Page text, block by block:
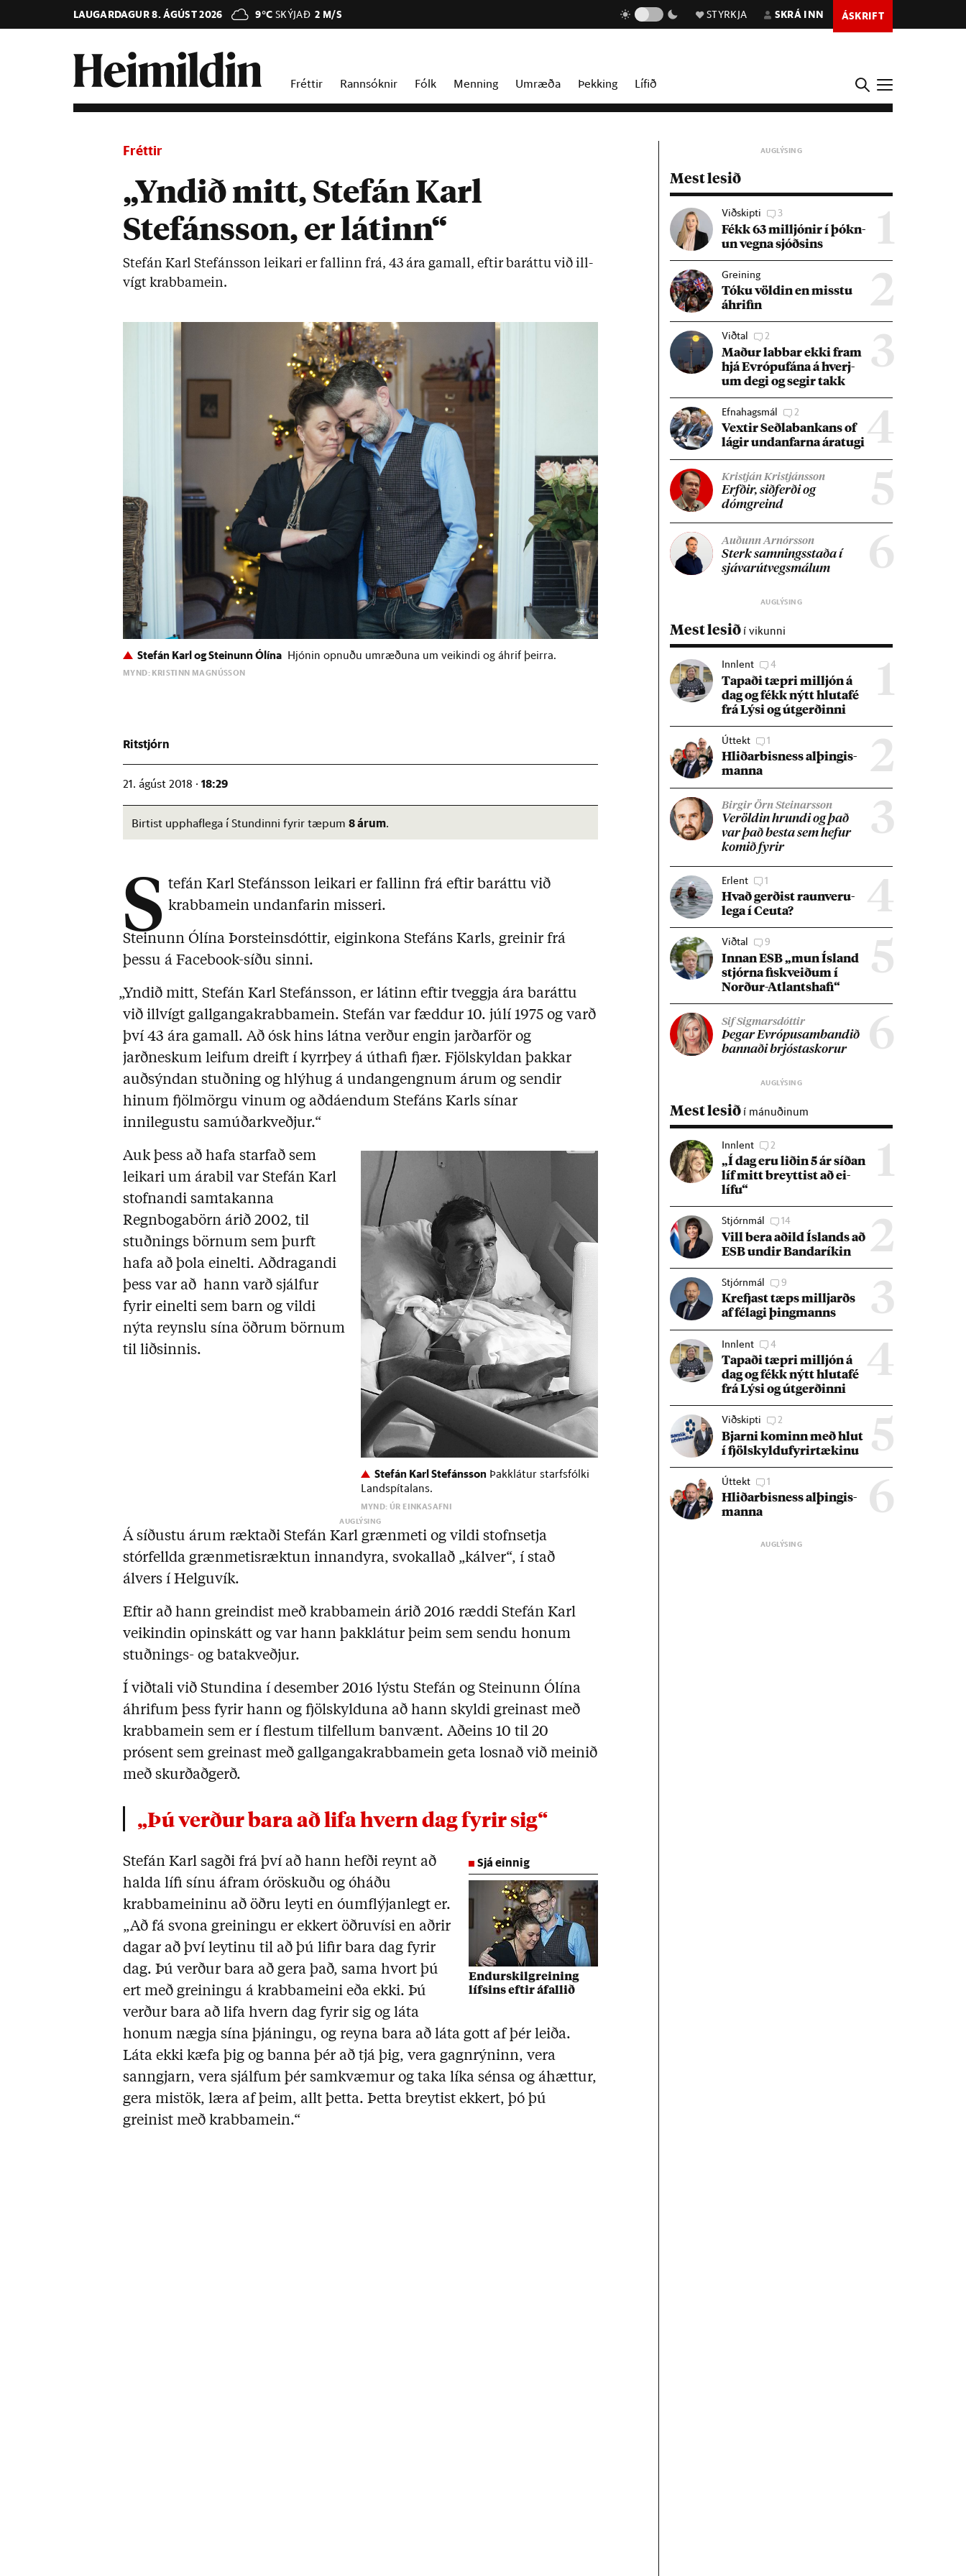
LAUGARDAGUR 8. ÁGÚST 2026 9°C SKÝJAÐ 2 M/S STYRKJA SKRÁ INN ÁSKRIFT
Fréttir Rannsóknir Fólk Menning Umræða Þekking Lífið
Fréttir
„Yndið mitt, Stefán Karl
Stefánsson, er látinn“
Stefán Karl Stef­áns­son leik­ari er fall­inn frá, 43 ára gam­all, eft­ir bar­áttu við ill­
vígt krabba­mein.
Stefán Karl og Steinunn Ólína Hjónin opnuðu umræðuna um veikindi og áhrif þeirra.
MYND: KRISTINN MAGNÚSSON
Ritstjórn
21. ágúst 2018 ·18:29
Birtist upphaflega í Stundinni fyrir tæpum8 árum.
S tefán Karl Stefánsson leikari er fallinn frá eftir baráttu við
krabbamein undanfarin misseri.
Steinunn Ólína Þorsteinsdóttir, eiginkona Stefáns Karls, greinir frá
þessu á Facebook-síðu sinni.
„Yndið mitt, Stefán Karl Stefánsson, er látinn eftir tveggja ára baráttu
við illvígt gallgangakrabbamein. Stefán var fæddur 10. júlí 1975 og varð
því 43 ára gamall. Að ósk hins látna verður engin jarðarför og
jarðneskum leifum dreift í kyrrþey á úthafi fjær. Fjölskyldan þakkar
auðsýndan stuðning og hlýhug á undangengnum árum og sendir
hinum fjölmörgu vinum og aðdáendum Stefáns Karls sínar
innilegustu samúðarkveðjur.“
Stefán Karl Stefánsson Þakklátur starfsfólki
Landspítalans.
MYND: ÚR EINKASAFNI
Auk þess að hafa starfað sem
leikari um árabil var Stefán Karl
stofnandi samtakanna
Regnbogabörn árið 2002, til
stuðnings börnum sem þurft
hafa að þola einelti. Aðdragandi
þess var að hann varð sjálfur
fyrir einelti sem barn og vildi
nýta reynslu sína öðrum börnum
til liðsinnis.
Á síðustu árum ræktaði Stefán Karl grænmeti og vildi stofnsetja
stórfellda grænmetisræktun innandyra, svokallað „kálver“, í stað
álvers í Helguvík.
Eftir að hann greindist með krabbamein árið 2016 ræddi Stefán Karl
veikindin opinskátt og var hann þakklátur þeim sem sendu honum
stuðnings- og batakveðjur.
Í viðtali við Stundina í desember 2016 lýstu Stefán og Steinunn Ólína
áhrifum þess fyrir hann og fjölskylduna að hann skyldi greinast með
krabbamein sem er í flestum tilfellum banvænt. Aðeins 10 til 20
prósent sem greinast með gallgangakrabbamein geta losnað við meinið
með skurðaðgerð.
„Þú verður bara að lifa hvern dag fyrir sig“
Sjá einnig
Endurskilgreining
lífsins eftir áfallið
Stefán Karl sagði frá því að hann hefði reynt að
halda lífi sínu áfram óröskuðu og óháðu
krabbameininu að öðru leyti en óumflýjanlegt er.
„Að fá svona greiningu er ekkert öðruvísi en aðrir
dagar að því leytinu til að þú lifir bara dag fyrir
dag. Þú verður bara að gera það, sama hvort þú
ert með greiningu á krabbameini eða ekki. Þú
verður bara að lifa hvern dag fyrir sig og láta
honum nægja sína þjáningu, og reyna bara að láta gott af þér leiða.
Láta ekki kæfa þig og banna þér að tjá þig, vera gagnrýninn, vera
sanngjarn, vera sjálfum þér samkvæmur og taka líka sénsa og áhættur,
gera mistök, læra af þeim, allt þetta. Þetta breytist ekkert, þó þú
greinist með krabbamein.“
Mest lesið
1
Viðskipti 3
Fékk 63 millj­ón­ir í þókn­
un vegna sjóðs­ins
2
Greining
Tóku völd­in en misstu
áhrif­in
3
Viðtal 2
Mað­ur labb­ar ekki fram
hjá Evr­ópuf­ána á hverj­
um degi og seg­ir takk
4
Efnahagsmál 2
Vext­ir Seðla­bank­ans of
lág­ir und­an­farna ára­tugi
5
Kristján Kristjánsson
Erfð­ir, sið­ferði og
dómgreind
6
Auðunn Arnórsson
Sterk samn­ings­staða í
sjáv­ar­út­vegs­mál­um
Mest lesið í vikunni
1
Innlent 4
Tap­aði tæpri millj­ón á
dag og fékk nýtt hluta­fé
frá Lýsi og út­gerð­inni
2
Úttekt 1
Hlið­ar­bis­ness al­þing­is­
manna
3
Birgir Örn Steinarsson
Ver­öld­in hrundi og það
var það besta sem hef­ur
kom­ið fyr­ir
4
Erlent 1
Hvað gerð­ist raun­veru­
lega í Ceuta?
5
Viðtal 9
Inn­an ESB „mun Ís­land
stjórna fisk­veið­um í
Norð­ur-Atlants­hafi“
6
Sif Sigmarsdóttir
Þeg­ar Evr­ópu­sam­band­ið
bann­aði brjósta­skor­ur
Mest lesið í mánuðinum
1
Innlent 2
„Í dag eru lið­in 5 ár síð­an
líf mitt breytt­ist að ei­
lífu“
2
Stjórnmál 14
Vill bera að­ild Ís­lands að
ESB und­ir Banda­rík­in
3
Stjórnmál 9
Krefjast tæps millj­arðs
af fé­lagi þing­manns
4
Innlent 4
Tap­aði tæpri millj­ón á
dag og fékk nýtt hluta­fé
frá Lýsi og út­gerð­inni
5
Viðskipti 2
Bjarni kom­inn með hlut
í fjöl­skyldu­fyr­ir­tæk­inu
6
Úttekt 1
Hlið­ar­bis­ness al­þing­is­
manna